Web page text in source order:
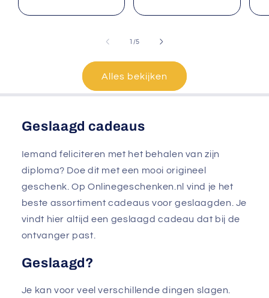
1 /van
5
Alles bekijken
Geslaagd cadeaus
Iemand feliciteren met het behalen van zijn
diploma? Doe dit met een mooi origineel
geschenk. Op Onlinegeschenken.nl vind je het
beste assortiment cadeaus voor geslaagden. Je
vindt hier altijd een geslaagd cadeau dat bij de
ontvanger past.
Geslaagd?
Je kan voor veel verschillende dingen slagen.